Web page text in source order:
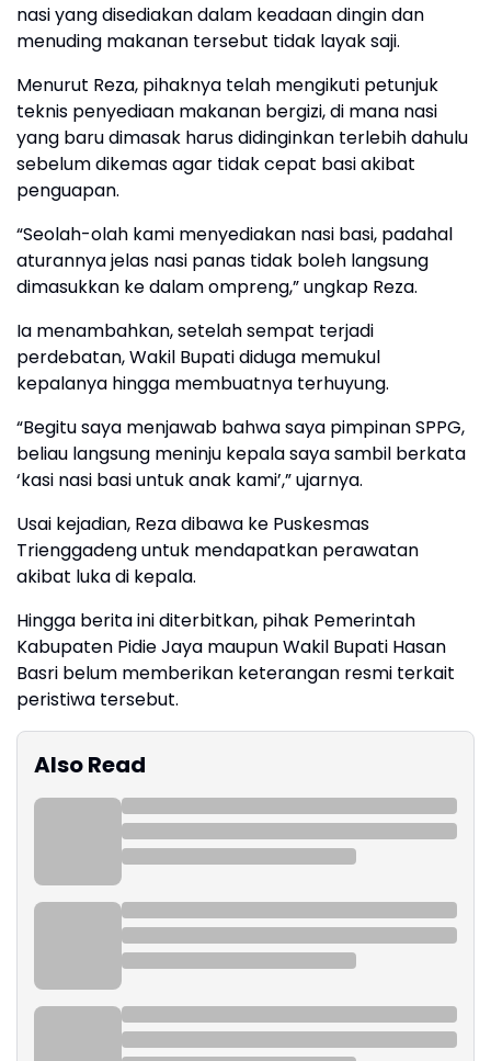
nasi yang disediakan dalam keadaan dingin dan
menuding makanan tersebut tidak layak saji.
Menurut Reza, pihaknya telah mengikuti petunjuk
teknis penyediaan makanan bergizi, di mana nasi
yang baru dimasak harus didinginkan terlebih dahulu
sebelum dikemas agar tidak cepat basi akibat
penguapan.
“Seolah-olah kami menyediakan nasi basi, padahal
aturannya jelas nasi panas tidak boleh langsung
dimasukkan ke dalam ompreng,” ungkap Reza.
Ia menambahkan, setelah sempat terjadi
perdebatan, Wakil Bupati diduga memukul
kepalanya hingga membuatnya terhuyung.
“Begitu saya menjawab bahwa saya pimpinan SPPG,
beliau langsung meninju kepala saya sambil berkata
‘kasi nasi basi untuk anak kami’,” ujarnya.
Usai kejadian, Reza dibawa ke Puskesmas
Trienggadeng untuk mendapatkan perawatan
akibat luka di kepala.
Hingga berita ini diterbitkan, pihak Pemerintah
Kabupaten Pidie Jaya maupun Wakil Bupati Hasan
Basri belum memberikan keterangan resmi terkait
peristiwa tersebut.
Also Read